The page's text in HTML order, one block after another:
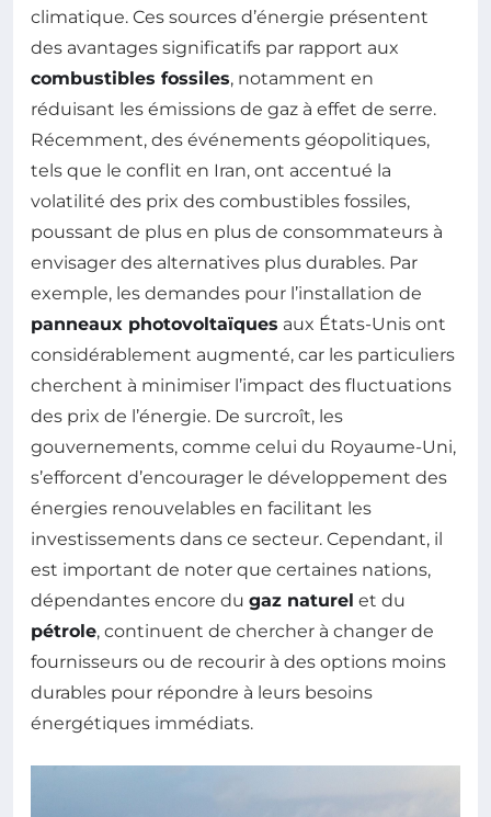
climatique. Ces sources d’énergie présentent
des avantages significatifs par rapport aux
combustibles fossiles, notamment en
réduisant les émissions de gaz à effet de serre.
Récemment, des événements géopolitiques,
tels que le conflit en Iran, ont accentué la
volatilité des prix des combustibles fossiles,
poussant de plus en plus de consommateurs à
envisager des alternatives plus durables. Par
exemple, les demandes pour l’installation de
panneaux photovoltaïques aux États-Unis ont
considérablement augmenté, car les particuliers
cherchent à minimiser l’impact des fluctuations
des prix de l’énergie. De surcroît, les
gouvernements, comme celui du Royaume-Uni,
s’efforcent d’encourager le développement des
énergies renouvelables en facilitant les
investissements dans ce secteur. Cependant, il
est important de noter que certaines nations,
dépendantes encore du gaz naturel et du
pétrole, continuent de chercher à changer de
fournisseurs ou de recourir à des options moins
durables pour répondre à leurs besoins
énergétiques immédiats.